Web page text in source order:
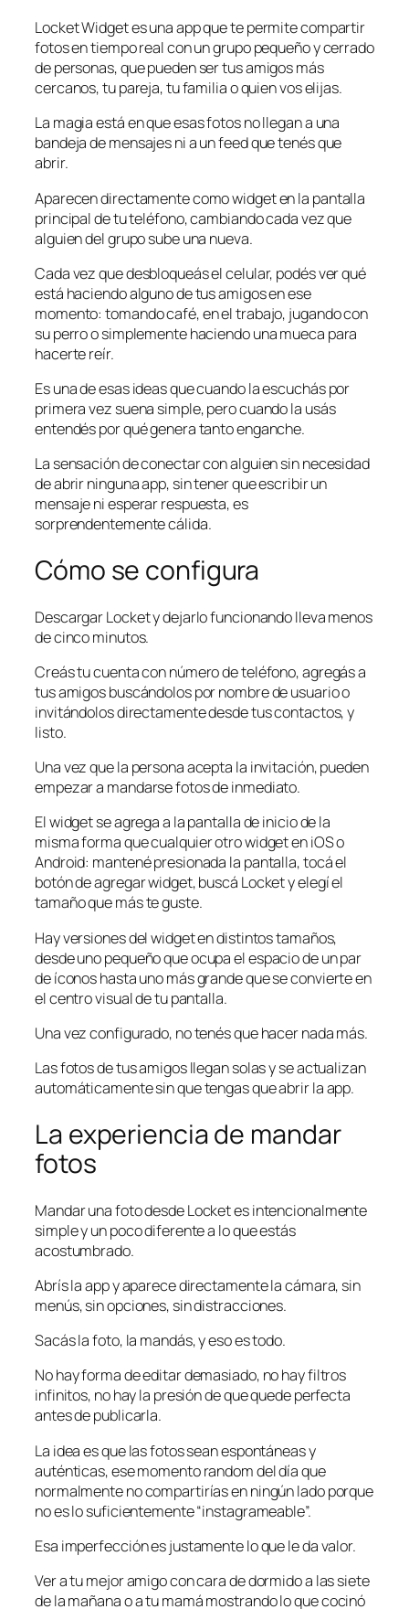
Locket Widget es una app que te permite compartir
fotos en tiempo real con un grupo pequeño y cerrado
de personas, que pueden ser tus amigos más
cercanos, tu pareja, tu familia o quien vos elijas.
La magia está en que esas fotos no llegan a una
bandeja de mensajes ni a un feed que tenés que
abrir.
Aparecen directamente como widget en la pantalla
principal de tu teléfono, cambiando cada vez que
alguien del grupo sube una nueva.
Cada vez que desbloqueás el celular, podés ver qué
está haciendo alguno de tus amigos en ese
momento: tomando café, en el trabajo, jugando con
su perro o simplemente haciendo una mueca para
hacerte reír.
Es una de esas ideas que cuando la escuchás por
primera vez suena simple, pero cuando la usás
entendés por qué genera tanto enganche.
La sensación de conectar con alguien sin necesidad
de abrir ninguna app, sin tener que escribir un
mensaje ni esperar respuesta, es
sorprendentemente cálida.
Cómo se configura
Descargar Locket y dejarlo funcionando lleva menos
de cinco minutos.
Creás tu cuenta con número de teléfono, agregás a
tus amigos buscándolos por nombre de usuario o
invitándolos directamente desde tus contactos, y
listo.
Una vez que la persona acepta la invitación, pueden
empezar a mandarse fotos de inmediato.
El widget se agrega a la pantalla de inicio de la
misma forma que cualquier otro widget en iOS o
Android: mantené presionada la pantalla, tocá el
botón de agregar widget, buscá Locket y elegí el
tamaño que más te guste.
Hay versiones del widget en distintos tamaños,
desde uno pequeño que ocupa el espacio de un par
de íconos hasta uno más grande que se convierte en
el centro visual de tu pantalla.
Una vez configurado, no tenés que hacer nada más.
Las fotos de tus amigos llegan solas y se actualizan
automáticamente sin que tengas que abrir la app.
La experiencia de mandar
fotos
Mandar una foto desde Locket es intencionalmente
simple y un poco diferente a lo que estás
acostumbrado.
Abrís la app y aparece directamente la cámara, sin
menús, sin opciones, sin distracciones.
Sacás la foto, la mandás, y eso es todo.
No hay forma de editar demasiado, no hay filtros
infinitos, no hay la presión de que quede perfecta
antes de publicarla.
La idea es que las fotos sean espontáneas y
auténticas, ese momento random del día que
normalmente no compartirías en ningún lado porque
no es lo suficientemente “instagrameable”.
Esa imperfección es justamente lo que le da valor.
Ver a tu mejor amigo con cara de dormido a las siete
de la mañana o a tu mamá mostrando lo que cocinó